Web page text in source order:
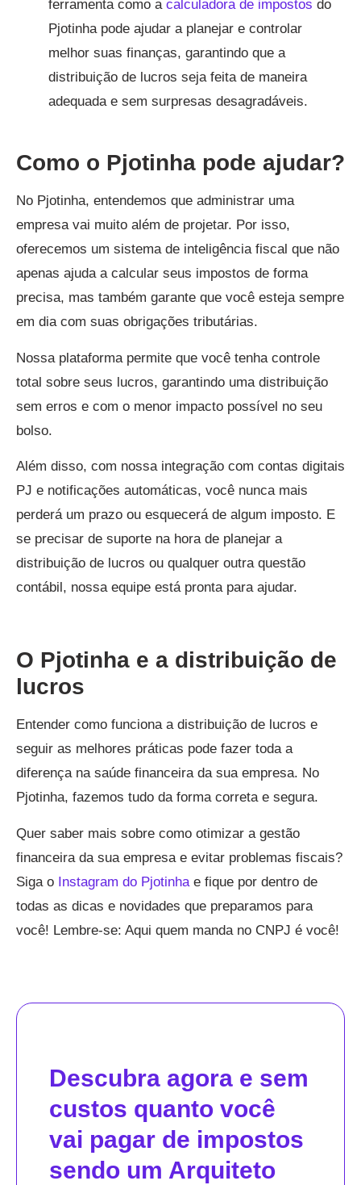
ferramenta como a calculadora de impostos do
Pjotinha pode ajudar a planejar e controlar
melhor suas finanças, garantindo que a
distribuição de lucros seja feita de maneira
adequada e sem surpresas desagradáveis.
Como o Pjotinha pode ajudar?
No Pjotinha, entendemos que administrar uma
empresa vai muito além de projetar. Por isso,
oferecemos um sistema de inteligência fiscal que não
apenas ajuda a calcular seus impostos de forma
precisa, mas também garante que você esteja sempre
em dia com suas obrigações tributárias.
Nossa plataforma permite que você tenha controle
total sobre seus lucros, garantindo uma distribuição
sem erros e com o menor impacto possível no seu
bolso.
Além disso, com nossa integração com contas digitais
PJ e notificações automáticas, você nunca mais
perderá um prazo ou esquecerá de algum imposto. E
se precisar de suporte na hora de planejar a
distribuição de lucros ou qualquer outra questão
contábil, nossa equipe está pronta para ajudar.
O Pjotinha e a distribuição de
lucros
Entender como funciona a distribuição de lucros e
seguir as melhores práticas pode fazer toda a
diferença na saúde financeira da sua empresa. No
Pjotinha, fazemos tudo da forma correta e segura.
Quer saber mais sobre como otimizar a gestão
financeira da sua empresa e evitar problemas fiscais?
Siga o Instagram do Pjotinha e fique por dentro de
todas as dicas e novidades que preparamos para
você! Lembre-se: Aqui quem manda no CNPJ é você!
Descubra agora e sem
custos quanto você
vai pagar de impostos
sendo um Arquiteto